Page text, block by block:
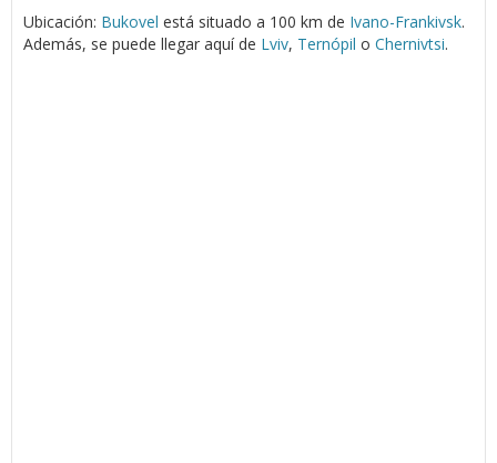
Ubicación: Bukovel está situado a 100 km de Ivano-Frankivsk.
Además, se puede llegar aquí de Lviv, Ternópil o Chernivtsi.